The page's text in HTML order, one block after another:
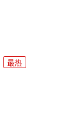
最热